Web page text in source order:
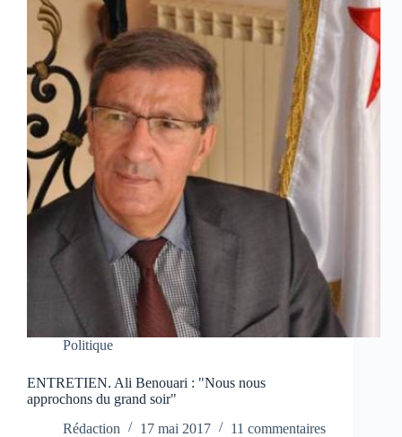
Politique
ENTRETIEN. Ali Benouari : "Nous nous
approchons du grand soir"
Rédaction
17 mai 2017 11 commentaires